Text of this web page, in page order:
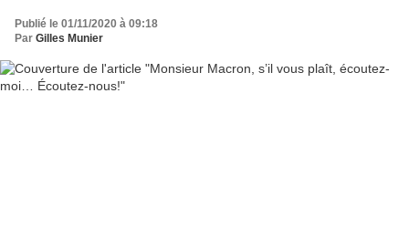
Publié le 01/11/2020 à 09:18
Par Gilles Munier